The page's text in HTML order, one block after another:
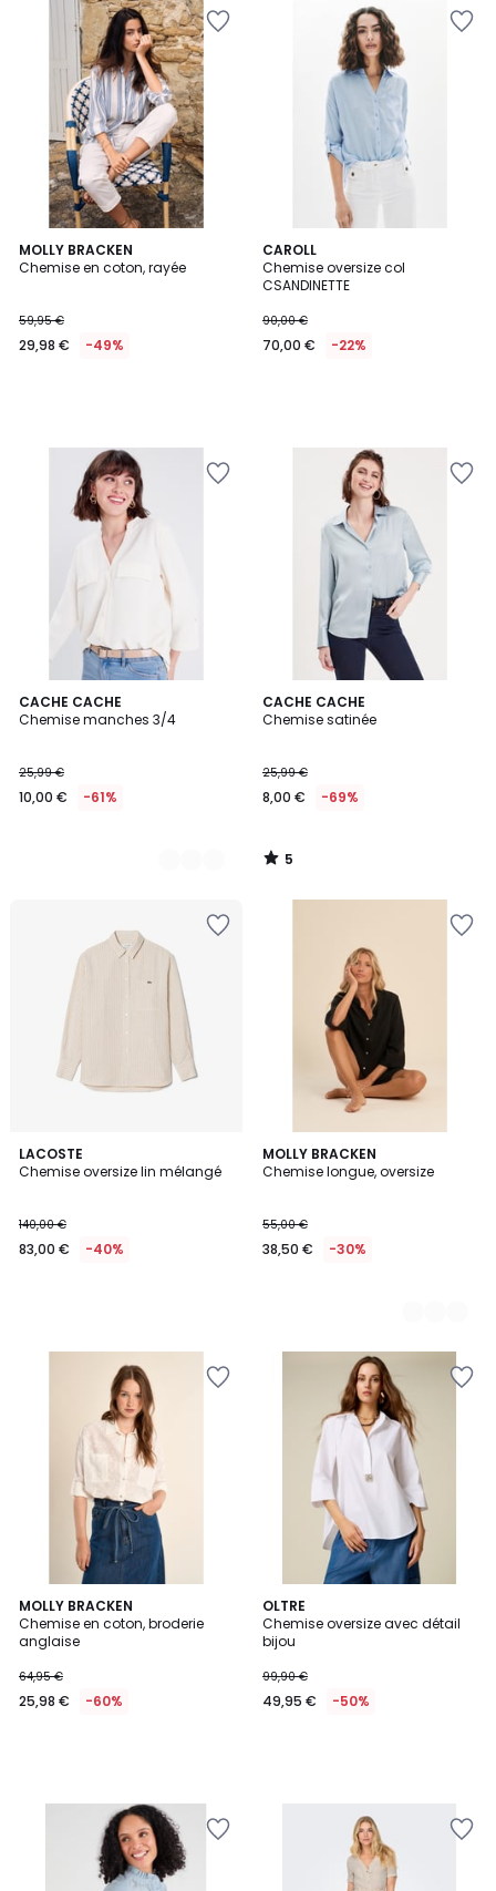
MOLLY BRACKEN
Chemise en coton, rayée
59,95 €
29,98 € -49%
CAROLL
Chemise oversize col
CSANDINETTE
90,00 €
70,00 € -22%
CACHE CACHE
Chemise manches 3/4
25,99 €
10,00 € -61%
2
Couleurs
CACHE CACHE
Chemise satinée
25,99 €
8,00 € -69%
5
/
5
/
LACOSTE
Chemise oversize lin mélangé
140,00 €
83,00 € -40%
MOLLY BRACKEN
Chemise longue, oversize
55,00 €
38,50 € -30%
2
Couleurs
MOLLY BRACKEN
Chemise en coton, broderie
anglaise
64,95 €
25,98 € -60%
OLTRE
Chemise oversize avec détail
bijou
99,90 €
49,95 € -50%